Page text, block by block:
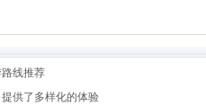
线推荐
供了多样化的体验